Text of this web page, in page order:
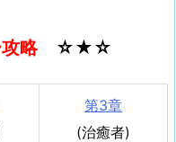
略☆★☆
第3章
(治癒者)